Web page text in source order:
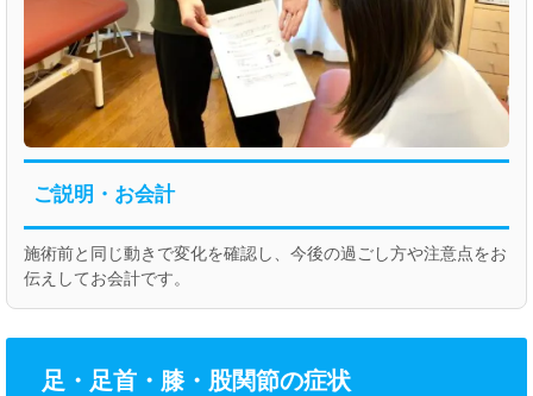
ご説明・お会計
施術前と同じ動きで変化を確認し、今後の過ごし方や注意点をお
伝えしてお会計です。
足・足首・膝・股関節の症状